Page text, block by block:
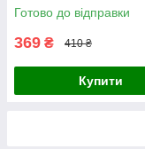
Готово до відправки
369 ₴ 410 ₴
Купити